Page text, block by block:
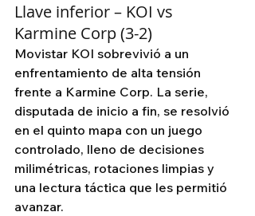
Llave inferior – KOI vs
Karmine Corp (3-2)
Movistar KOI sobrevivió a un
enfrentamiento de alta tensión
frente a Karmine Corp. La serie,
disputada de inicio a fin, se resolvió
en el quinto mapa con un juego
controlado, lleno de decisiones
milimétricas, rotaciones limpias y
una lectura táctica que les permitió
avanzar.